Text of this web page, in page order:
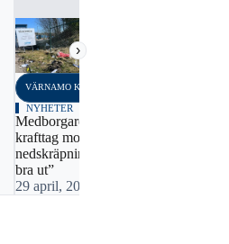
›
VÄRNAMO KOMMUN
NYHETER
Medborgare kräver
krafttag mot
nedskräpning: ”Ser inte
bra ut”
29 april, 2022 07:26